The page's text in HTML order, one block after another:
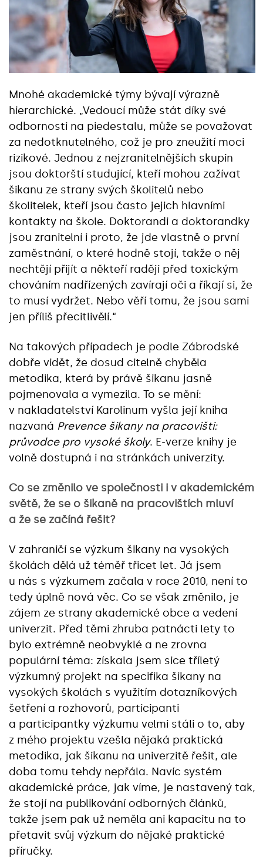
Mnohé akademické týmy bývají výrazně
hierarchické. „Vedoucí může stát díky své
odbornosti na piedestalu, může se považovat
za nedotknutelného, což je pro zneužití moci
rizikové. Jednou z nejzranitelnějších skupin
jsou doktorští studující, kteří mohou zažívat
šikanu ze strany svých školitelů nebo
školitelek, kteří jsou často jejich hlavními
kontakty na škole. Doktorandi a doktorandky
jsou zranitelní i proto, že jde vlastně o první
zaměstnání, o které hodně stojí, takže o něj
nechtějí přijít a někteří raději před toxickým
chováním nadřízených zavírají oči a říkají si, že
to musí vydržet. Nebo věří tomu, že jsou sami
jen příliš přecitlivělí.“
Na takových případech je podle Zábrodské
dobře vidět, že dosud citelně chyběla
metodika, která by právě šikanu jasně
pojmenovala a vymezila. To se mění:
v nakladatelství Karolinum vyšla její kniha
nazvaná Prevence šikany na pracovišti:
průvodce pro vysoké školy. E-verze knihy je
volně dostupná i na stránkách univerzity.
Co se změnilo ve společnosti i v akademickém
světě, že se o šikaně na pracovištích mluví
a že se začíná řešit?
V zahraničí se výzkum šikany na vysokých
školách dělá už téměř třicet let. Já jsem
u nás s výzkumem začala v roce 2010, není to
tedy úplně nová věc. Co se však změnilo, je
zájem ze strany akademické obce a vedení
univerzit. Před těmi zhruba patnácti lety to
bylo extrémně neobvyklé a ne zrovna
populární téma: získala jsem sice tříletý
výzkumný projekt na specifika šikany na
vysokých školách s využitím dotazníkových
šetření a rozhovorů, participanti
a participantky výzkumu velmi stáli o to, aby
z mého projektu vzešla nějaká praktická
metodika, jak šikanu na univerzitě řešit, ale
doba tomu tehdy nepřála. Navíc systém
akademické práce, jak víme, je nastavený tak,
že stojí na publikování odborných článků,
takže jsem pak už neměla ani kapacitu na to
přetavit svůj výzkum do nějaké praktické
příručky.